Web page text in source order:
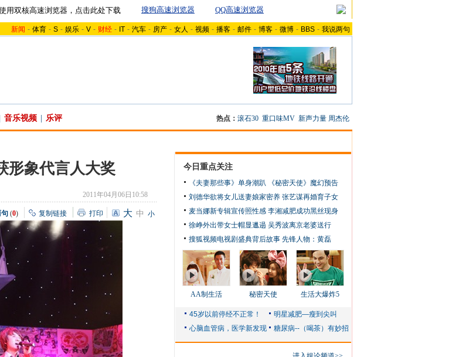
用双核高速浏览器，点击此处下载 搜狗高速浏览器 QQ高速浏览器
新闻 - 体育 - S - 娱乐 - V - 财经 - IT - 汽车 - 房产 - 女人 - 视频 - 播客 - 邮件 - 博客 - 微博 - BBS - 我说两句
音乐视频 乐评 热点： 滚石30 重口味MV 新声力量 周杰伦
形象代言人大奖
2011年04月06日10:58
(0) 复制链接 打印 大 中 小
今日重点关注
《夫妻那些事》单身潮趴
《秘密天使》魔幻预告
刘德华欲将女儿送妻娘家密养 张艺谋再婚育子女
麦当娜新专辑宣传照性感 李湘减肥成功黑丝现身
徐峥外出带女士帽显邋遢 吴秀波离京老婆送行
搜狐视频电视剧盛典背后故事 先锋人物：黄磊
AA制生活 秘密天使 生活大爆炸5